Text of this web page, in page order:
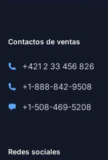
Contactos de ventas
+421 2 33 456 826
+1-888-842-9508
+1-508-469-5208
Redes sociales